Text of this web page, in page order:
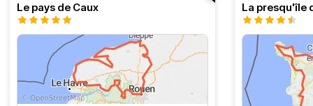
Le pays de Caux La presqu'île